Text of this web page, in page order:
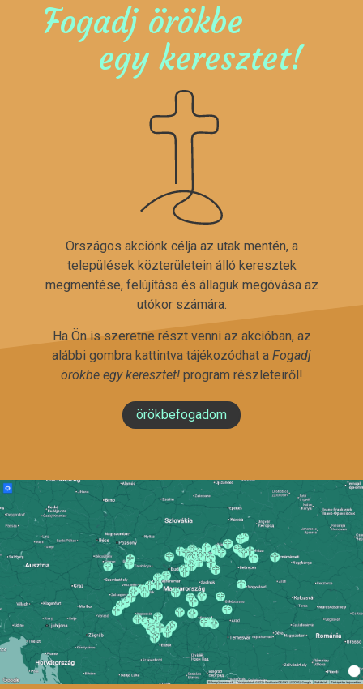
Fogadj örökbe
egy keresztet!
Országos akciónk célja az utak mentén, a
települések közterületein álló keresztek
megmentése, felújítása és állaguk megóvása az
utókor számára.
Ha Ön is szeretne részt venni az akcióban, az
alábbi gombra kattintva tájékozódhat a Fogadj
örökbe egy keresztet!program részleteiről!
örökbefogadom